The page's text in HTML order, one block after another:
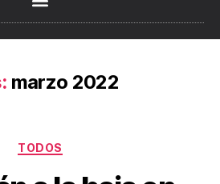
marzo 2022
TODOS